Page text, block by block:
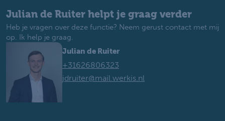
Julian de Ruiter helpt je graag verder
Heb je vragen over deze functie? Neem gerust contact met mij
op. Ik help je graag.
Julian de Ruiter
+31626806323
jdruiter@mail.werkis.nl